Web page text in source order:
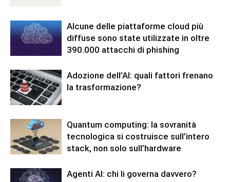
Alcune delle piattaforme cloud più
diffuse sono state utilizzate in oltre
390.000 attacchi di phishing
Adozione dell’AI: quali fattori frenano
la trasformazione?
Quantum computing: la sovranità
tecnologica si costruisce sull’intero
stack, non solo sull’hardware
Agenti AI: chi li governa davvero?